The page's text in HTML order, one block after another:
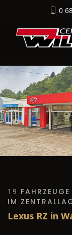
0
19
IM
Lexus RZ in